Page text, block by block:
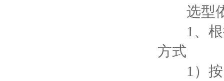
选型
1、根据
方式
1）按照